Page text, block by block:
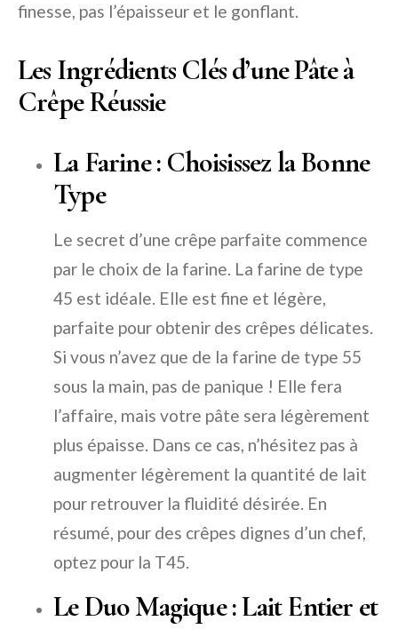
finesse, pas l’épaisseur et le gonflant.
Les Ingrédients Clés d’une Pâte à
Crêpe Réussie
La Farine : Choisissez la Bonne
Type
Le secret d’une crêpe parfaite commence
par le choix de la farine. La farine de type
45 est idéale. Elle est fine et légère,
parfaite pour obtenir des crêpes délicates.
Si vous n’avez que de la farine de type 55
sous la main, pas de panique ! Elle fera
l’affaire, mais votre pâte sera légèrement
plus épaisse. Dans ce cas, n’hésitez pas à
augmenter légèrement la quantité de lait
pour retrouver la fluidité désirée. En
résumé, pour des crêpes dignes d’un chef,
optez pour la T45.
Le Duo Magique : Lait Entier et